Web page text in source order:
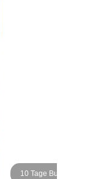
10 Tage Budget-Luxus-